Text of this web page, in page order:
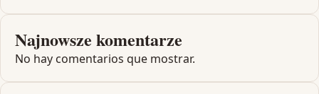
Najnowsze komentarze
No hay comentarios que mostrar.